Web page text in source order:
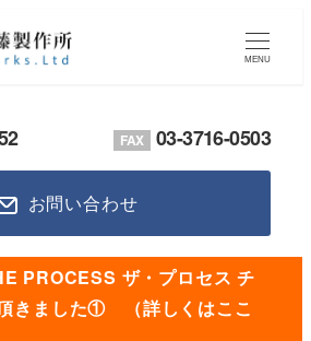
MENU
FAX 03-3716-0503
お問い合わせ
PROCESS ザ・プロセス チ
きました① （詳しくはここ